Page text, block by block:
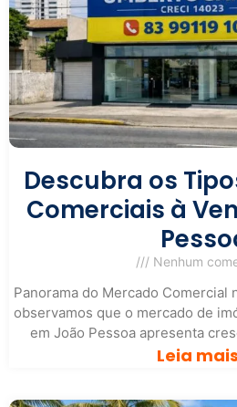
Descubra os
Comerciais à
Nenhum
Panorama do Mercado Comercial
observamos que o mercado de
em João Pessoa apresenta
Leia